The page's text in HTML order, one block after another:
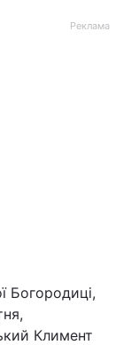
Реклама
Богородиці,
Климент